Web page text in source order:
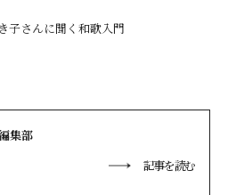
子さんに聞く和歌入門
集部
記事を読む